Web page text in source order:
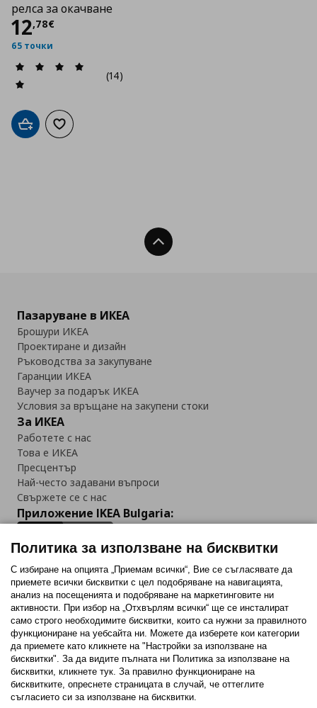
релса за окачване
12,78€
Цена
65 точки
(14)
Добави в кошницата
Добави към списъка с любими
Нагоре
Пазаруване в ИКЕА
Брошури ИКЕА
Проектиране и дизайн
Ръководства за закупуване
Гаранции ИКЕА
Ваучер за подарък ИКЕА
Условия за връщане на закупени стоки
За ИКЕА
Работете с нас
Това е ИКЕА
Пресцентър
Най-често задавани въпроси
Свържете се с нас
Приложение IKEA Bulgaria:
Последвайте ни:
FacebookTwitterYoutubePinterestInstagram
Политика за използване на бисквитки (Cookies)
Политика за използване на бисквитки
С избиране на опцията „Приемам всички“, Вие се съгласявате да
приемете всички бисквитки с цел подобряване на навигацията,
анализ на посещенията и подобряване на маркетинговите ни
активности. При избор на „Отхвърлям всички“ ще се инсталират
само строго необходимитe бисквитки, които са нужни за правилното
функциониране на уебсайта ни. Можете да изберете кои категории
да приемете като кликнете на "Настройки за използване на
бисквитки". За да видите пълната ни Политика за използване на
бисквитки, кликнете тук. За правилно функциониране на
бисквитките, опреснете страницата в случай, че оттеглите
съгласието си за използване на бисквитки.